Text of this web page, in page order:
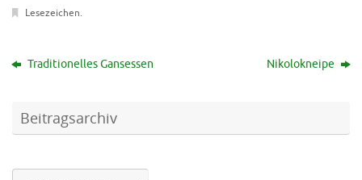
Lesezeichen.
Traditionelles Gansessen Nikolokneipe
Beitragsarchiv